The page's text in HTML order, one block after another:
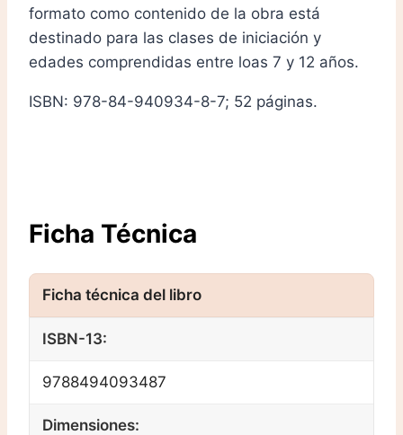
formato como contenido de la obra está
destinado para las clases de iniciación y
edades comprendidas entre loas 7 y 12 años.
ISBN: 978-84-940934-8-7; 52 páginas.
Ficha Técnica
ISBN-13:
9788494093487
Dimensiones: